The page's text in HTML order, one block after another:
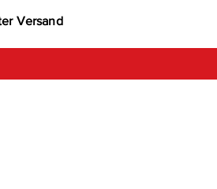
Versand